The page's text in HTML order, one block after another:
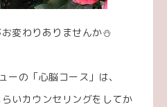
変わりありませんか⛄️
ーの「心脳コース」は、
いカウンセリングをしてか